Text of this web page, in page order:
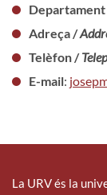
Adreça /
Telèfon /
E-mail:
La URV és la